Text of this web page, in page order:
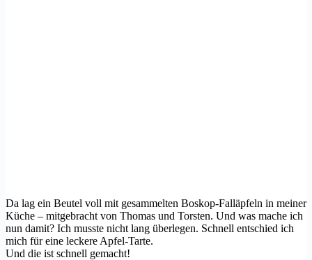
Da lag ein Beutel voll mit gesammelten Boskop-Falläpfeln in meiner
Küche – mitgebracht von Thomas und Torsten. Und was mache ich
nun damit? Ich musste nicht lang überlegen. Schnell entschied ich
mich für eine leckere Apfel-Tarte.
Und die ist schnell gemacht!